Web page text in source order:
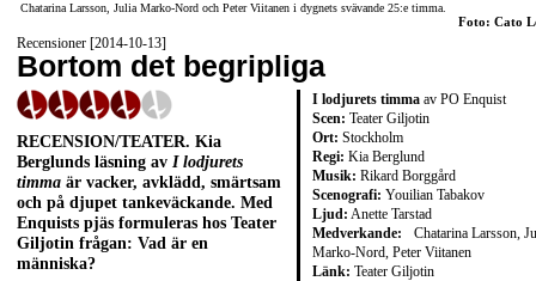
Chatarina Larsson, Julia Marko-Nord och Peter Viitanen i dygnets svävande 25:e timma.
Foto: Cato
Recensioner [2014-10-13]
Bortom det begripliga
I lodjurets timma av PO Enquist
Scen: Teater Giljotin
Ort: Stockholm
Regi: Kia Berglund
Musik: Rikard Borggård
Scenografi: Youilian Tabakov
Ljud: Anette Tarstad
Medverkande: Chatarina Larsson,
Marko-Nord, Peter Viitanen
Länk: Teater Giljotin
RECENSION/TEATER. Kia
Berglunds läsning av I lodjurets
timma är vacker, avklädd, smärtsam
och på djupet tankeväckande. Med
Enquists pjäs formuleras hos Teater
Giljotin frågan: Vad är en
människa?